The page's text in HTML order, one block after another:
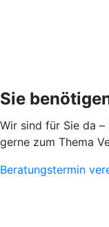
Sie
Wir sind für Sie da –
gerne zum Thema
Beratungstermin